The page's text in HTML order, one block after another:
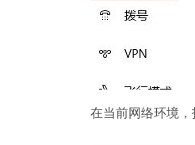
在当前网络环境，